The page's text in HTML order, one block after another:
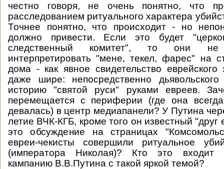
честно говоря, не очень понятно, что
расследованием ритуального характера
Точнее понятно, что происходит - но
должно привести. Если это будет
следственный комитет", то они
интерпретировать "мене, текел, фарес" на
дома - как явное свидетельство еврейского
даже шире: непосредственно
историю "святой руси" руками евреев.
перемещается с периферии (где она
девалась) в центр медиапанели? У Путина
летие ВЧК-КГБ, кроме того он известный "друг
это обсуждение на страницах
евреи-чекисты совершили ритуальное
(императора Николая)? Кто это входит
кампанию В.В.Путина с такой яркой темой?